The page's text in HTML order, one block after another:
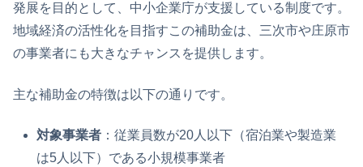
発展を目的として、中小企業庁が支援している制度です。
地域経済の活性化を目指すこの補助金は、三次市や庄原市
の事業者にも大きなチャンスを提供します。
主な補助金の特徴は以下の通りです。
対象事業者 ：従業員数が20人以下（宿泊業や製造業
は5人以下）である小規模事業者